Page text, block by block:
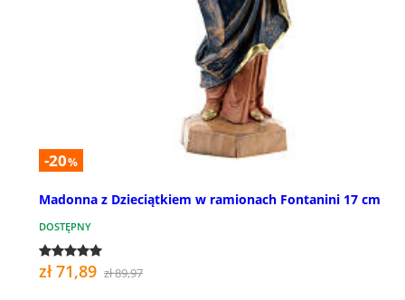
-20%
Madonna z Dzieciątkiem w ramionach Fontanini 17 cm
DOSTĘPNY
zł 71,89 zł 89,97